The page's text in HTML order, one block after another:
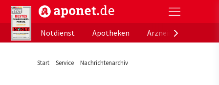
aponet.de - Das offizielle Gesundheitsportal der
Notdienst
Apotheken
Start Service Nachrichtenarchiv